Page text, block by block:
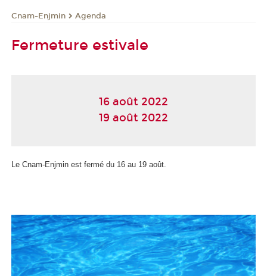
Cnam-Enjmin Agenda
Fermeture estivale
16 août 2022
19 août 2022
Le Cnam-Enjmin est fermé du 16 au 19 août.